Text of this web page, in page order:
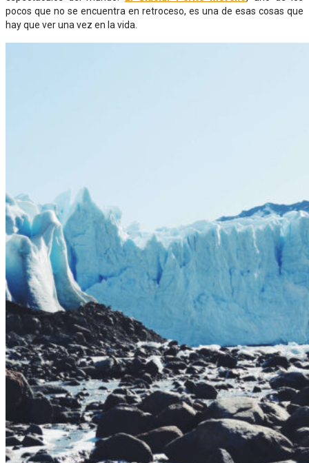
pocos que no se encuentra en retroceso, es una de esas cosas que
hay que ver una vez en la vida.